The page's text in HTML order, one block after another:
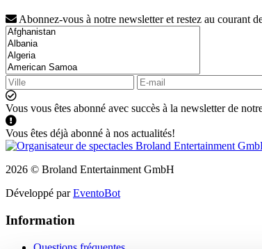
Abonnez-vous à notre newsletter et restez au courant
Vous vous êtes abonné avec succès à la newsletter de
Vous êtes déjà abonné à nos actualités!
2026 © Broland Entertainment GmbH
Développé parEventoBot
Information